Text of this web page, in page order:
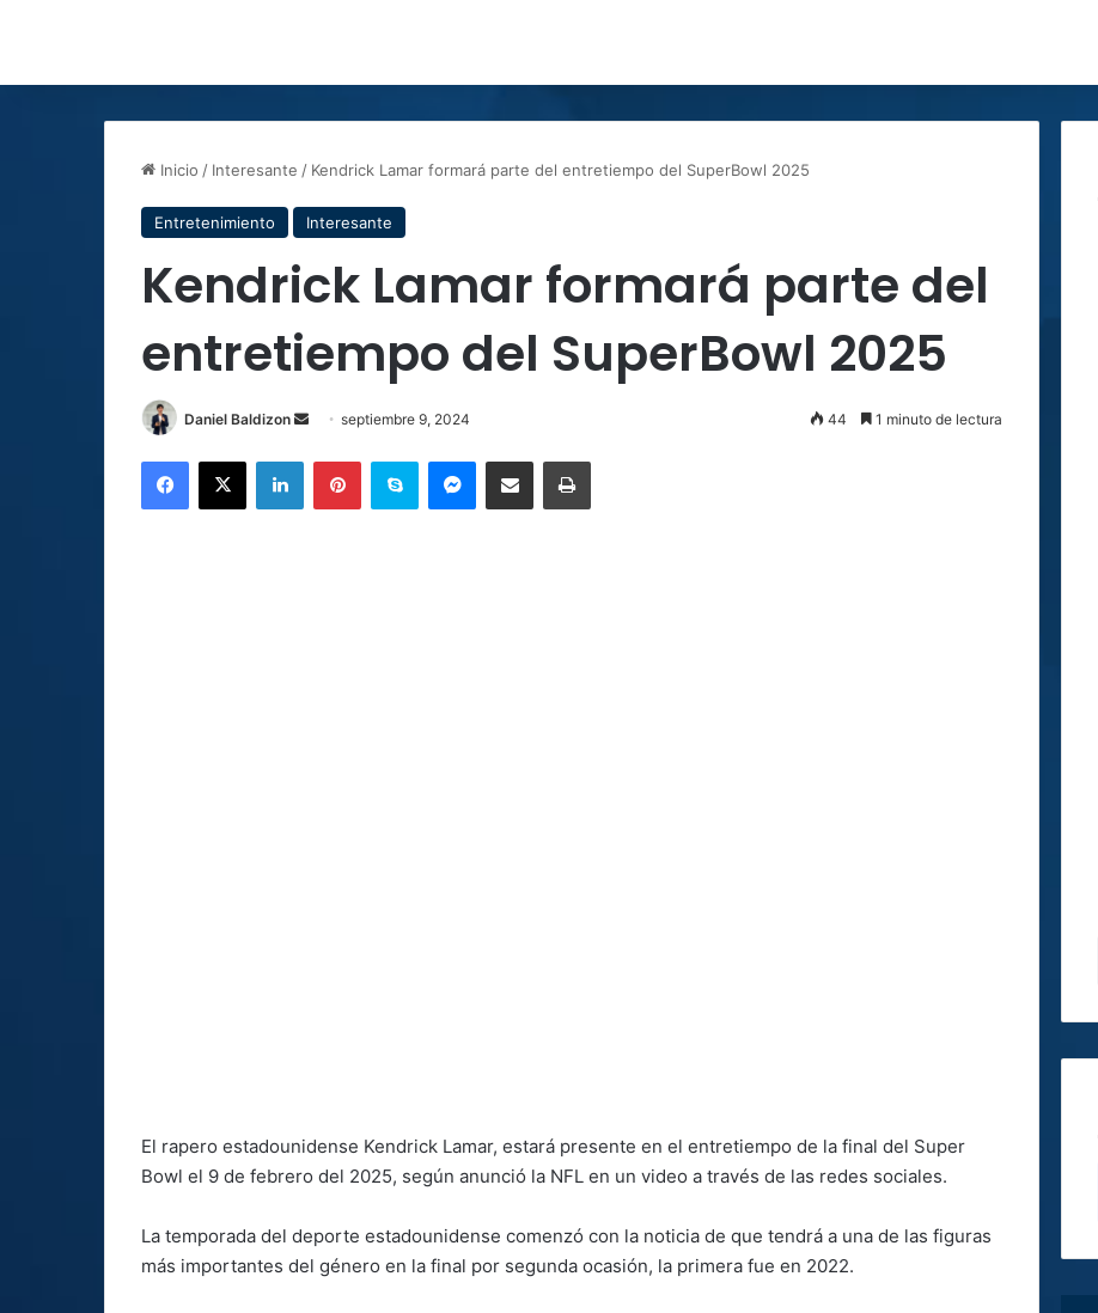
Inicio / Interesante / Kendrick Lamar formará parte del entretiempo del SuperBowl 2025
Entretenimiento Interesante
Kendrick Lamar formará parte del
entretiempo del SuperBowl 2025
Daniel Baldizon
Send
email
septiembre 9, 2024 44 1 minuto de lectura
Facebook
X LinkedInPinterestSkype MessengerCompartir por correo electrónicoImprimir
El rapero estadounidense Kendrick Lamar, estará presente en el entretiempo de la final del Super
Bowl el 9 de febrero del 2025, según anunció la NFL en un video a través de las redes sociales.
La temporada del deporte estadounidense comenzó con la noticia de que tendrá a una de las figuras
más importantes del género en la final por segunda ocasión, la primera fue en 2022.